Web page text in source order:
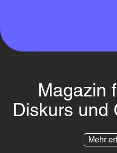
Magazin
Diskurs und
Mehr